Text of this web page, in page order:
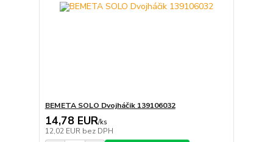
BEMETA SOLO Dvojháčik 139106032
14,78 EUR/ks
12,02 EUR bez DPH